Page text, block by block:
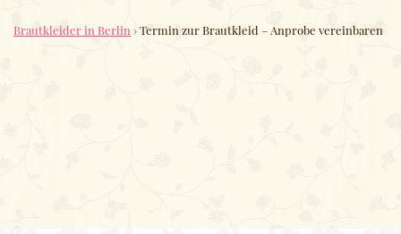
Brautkleider in Berlin ›Termin zur Brautkleid – Anprobe vereinbaren